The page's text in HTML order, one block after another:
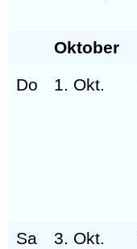
Oktober
Do
1. Okt.
Sa 3. Okt.